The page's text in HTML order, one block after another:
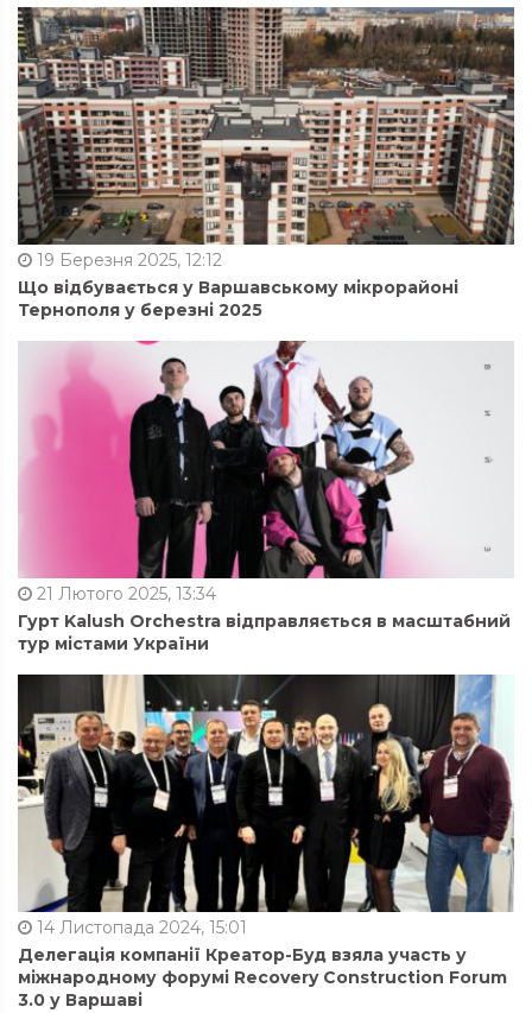
19 Березня 2025, 12:12
Що відбувається у Варшавському мікрорайоні
Тернополя у березні 2025
21 Лютого 2025, 13:34
Гурт Kalush Orchestra відправляється в масштабний
тур містами України
14 Листопада 2024, 15:01
Делегація компанії Креатор-Буд взяла участь у
міжнародному форумі Recovery Construction Forum
3.0 у Варшаві